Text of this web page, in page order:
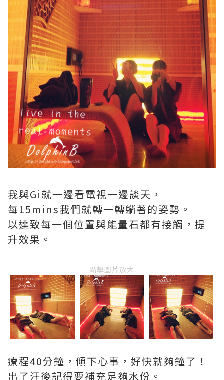
我與Gi就一邊看電視一邊談天，
每15mins我們就轉一轉躺著的姿勢。
以達致每一個位置與能量石都有接觸，提
升效果。
點擊圖片放大
療程40分鐘，傾下心事，好快就夠鐘了！
出了汗後記得要補充足夠水份。